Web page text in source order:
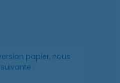
papier, nous
: